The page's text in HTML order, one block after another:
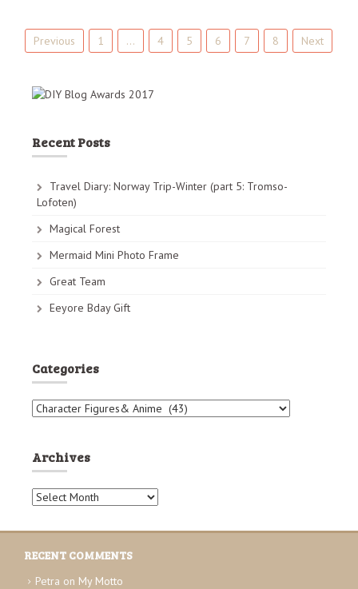
P
o
t
s
n
a
v
g
a
o
n
Previous 1 … 4 5 6 7 8 Next
Recent Posts
Travel Diary: Norway Trip-Winter (part 5: Tromso-
Lofoten)
Magical Forest
Mermaid Mini Photo Frame
Great Team
Eeyore Bday Gift
Categories
C
e
g
o
r
e
s
Archives
A
c
i
v
RECENT COMMENTS
Petra on My Motto